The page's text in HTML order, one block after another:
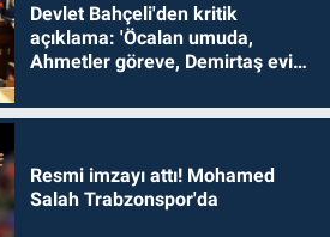
Devlet Bahçeli'den kritik
açıklama: 'Öcalan umuda,
Ahmetler göreve, Demirtaş evine
Resmi imzayı attı! Mohamed
Salah Trabzonspor'da